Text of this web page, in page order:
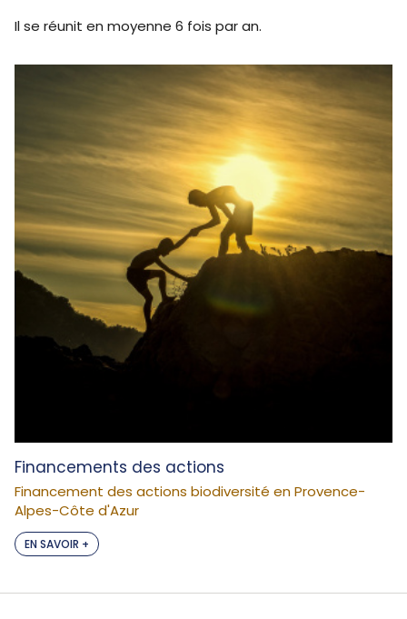
Il se réunit en moyenne 6 fois par an.
Financements des actions
Financement des actions biodiversité en Provence-
Alpes-Côte d'Azur
EN SAVOIR +